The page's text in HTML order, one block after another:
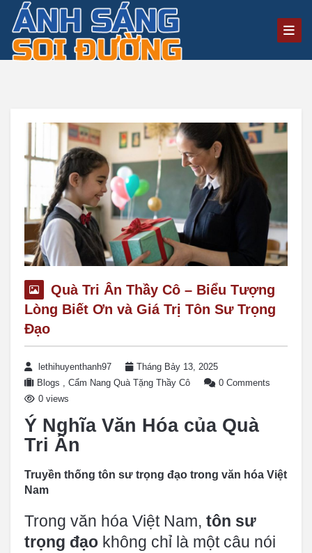
Quà Tri Ân Thầy Cô – Biểu Tượng
Lòng Biết Ơn và Giá Trị Tôn Sư Trọng
Đạo
lethihuyenthanh97
Tháng Bảy 13, 2025
Blogs , Cẩm Nang Quà Tặng Thầy Cô
0 Comments
0 views
Ý Nghĩa Văn Hóa của Quà
Tri Ân
Truyền thống tôn sư trọng đạo trong văn hóa Việt
Nam
Trong văn hóa Việt Nam, tôn sư
trọng đạo không chỉ là một câu nói